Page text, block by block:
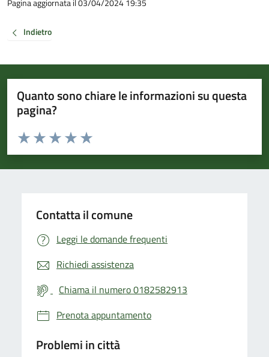
Pagina aggiornata il 03/04/2024 19:35
Indietro
Quanto sono chiare le informazioni su questa
pagina?
Valuta da 1 a 5 stelle la pagina
Valuta 5 stelle su 5
Valuta 4 stelle su 5
Valuta 3 stelle su 5
Valuta 2 stelle su 5
Valuta 1 stelle su 5
Contatta il comune
Leggi le domande frequenti
Richiedi assistenza
Chiama il numero 0182582913
Prenota appuntamento
Problemi in città